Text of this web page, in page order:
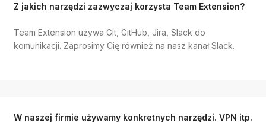
Z jakich narzędzi zazwyczaj korzysta Team Extension?
Team Extension używa Git, GitHub, Jira, Slack do
komunikacji. Zaprosimy Cię również na nasz kanał Slack.
W naszej firmie używamy konkretnych narzędzi. VPN itp.